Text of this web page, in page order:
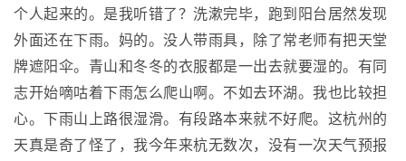
个人起来的。是我听错了？洗漱完毕，跑到阳台居然发现
外面还在下雨。妈的。没人带雨具，除了常老师有把天堂
牌遮阳伞。青山和冬冬的衣服都是一出去就要湿的。有同
志开始嘀咕着下雨怎么爬山啊。不如去环湖。我也比较担
心。下雨山上路很湿滑。有段路本来就不好爬。这杭州的
天真是奇了怪了，我今年来杭无数次，没有一次天气预报